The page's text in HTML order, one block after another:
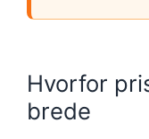
Hvorfor
brede